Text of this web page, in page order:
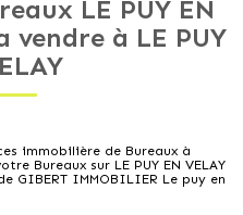
Nb pièces min.
LE PUY EN
vendre à LE PUY
immobilière de Bureaux à
Bureaux sur LE PUY EN VELAY
GIBERT IMMOBILIER Le puy en